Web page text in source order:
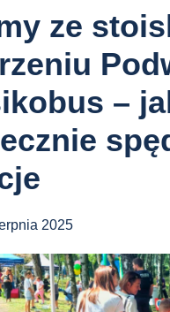
ze
–
2025